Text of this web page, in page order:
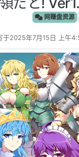
网赚盘资源
于2025年7月15日 上午
后由 编辑